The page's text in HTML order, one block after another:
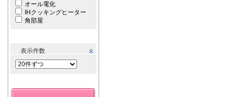
オール電化
IHクッキングヒーター
角部屋
表示件数